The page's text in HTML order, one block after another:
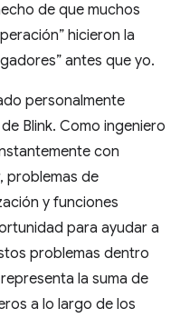
de que muchos
hicieron la
antes que yo.
personalmente
Blink. Como ingeniero
con
problemas de
y funciones
para ayudar a
problemas dentro
la suma de
a lo largo de los